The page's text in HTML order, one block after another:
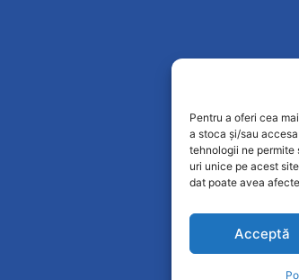
Pentru a oferi cea
a stoca și/sau
tehnologii ne permite
uri unice pe acest
dat poate avea
Acceptă